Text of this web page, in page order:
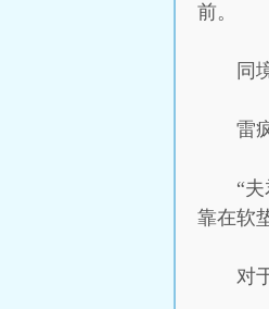
前。
同
雷
“
靠在软
对